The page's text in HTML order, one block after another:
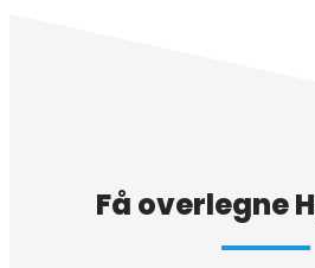
Få overlegne H